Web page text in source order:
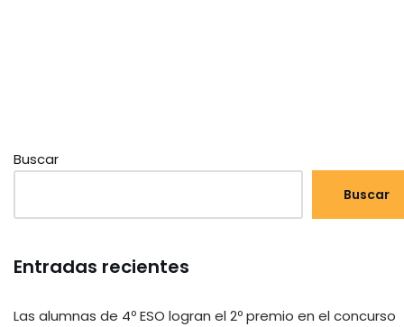
Buscar
Buscar
Entradas recientes
Las alumnas de 4º ESO logran el 2º premio en el concurso